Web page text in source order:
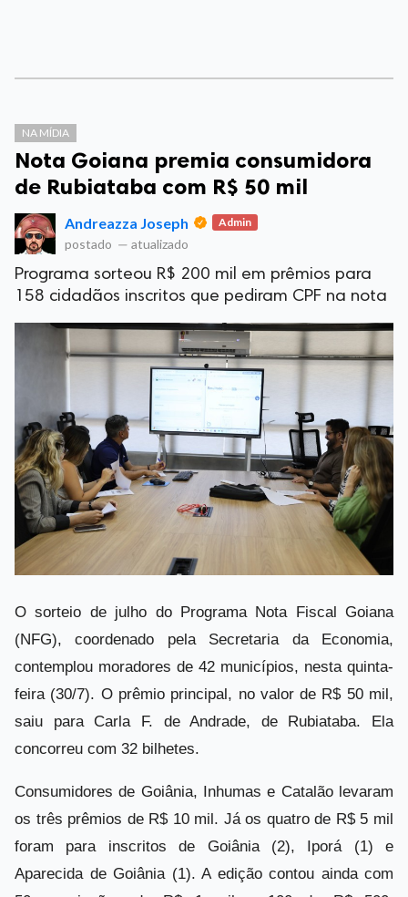
NA MÍDIA
Nota Goiana premia consumidora
de Rubiataba com R$ 50 mil
Andreazza Joseph Admin
postado — atualizado
Programa sorteou R$ 200 mil em prêmios para
158 cidadãos inscritos que pediram CPF na nota
O sorteio de julho do Programa Nota Fiscal Goiana
(NFG), coordenado pela Secretaria da Economia,
contemplou moradores de 42 municípios, nesta quinta-
feira (30/7). O prêmio principal, no valor de R$ 50 mil,
saiu para Carla F. de Andrade, de Rubiataba. Ela
concorreu com 32 bilhetes.
Consumidores de Goiânia, Inhumas e Catalão levaram
os três prêmios de R$ 10 mil. Já os quatro de R$ 5 mil
foram para inscritos de Goiânia (2), Iporá (1) e
Aparecida de Goiânia (1). A edição contou ainda com